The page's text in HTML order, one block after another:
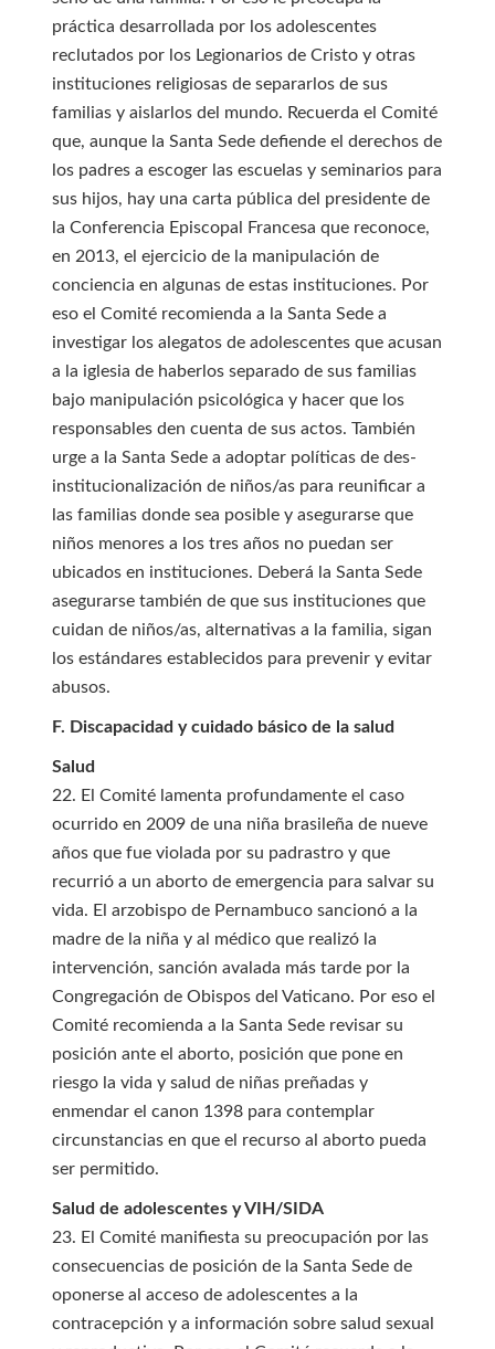
práctica desarrollada por los adolescentes
reclutados por los Legionarios de Cristo y otras
instituciones religiosas de separarlos de sus
familias y aislarlos del mundo. Recuerda el Comité
que, aunque la Santa Sede defiende el derechos de
los padres a escoger las escuelas y seminarios para
sus hijos, hay una carta pública del presidente de
la Conferencia Episcopal Francesa que reconoce,
en 2013, el ejercicio de la manipulación de
conciencia en algunas de estas instituciones. Por
eso el Comité recomienda a la Santa Sede a
investigar los alegatos de adolescentes que acusan
a la iglesia de haberlos separado de sus familias
bajo manipulación psicológica y hacer que los
responsables den cuenta de sus actos. También
urge a la Santa Sede a adoptar políticas de des-
institucionalización de niños/as para reunificar a
las familias donde sea posible y asegurarse que
niños menores a los tres años no puedan ser
ubicados en instituciones. Deberá la Santa Sede
asegurarse también de que sus instituciones que
cuidan de niños/as, alternativas a la familia, sigan
los estándares establecidos para prevenir y evitar
abusos.
F. Discapacidad y cuidado básico de la salud
Salud
22. El Comité lamenta profundamente el caso
ocurrido en 2009 de una niña brasileña de nueve
años que fue violada por su padrastro y que
recurrió a un aborto de emergencia para salvar su
vida. El arzobispo de Pernambuco sancionó a la
madre de la niña y al médico que realizó la
intervención, sanción avalada más tarde por la
Congregación de Obispos del Vaticano. Por eso el
Comité recomienda a la Santa Sede revisar su
posición ante el aborto, posición que pone en
riesgo la vida y salud de niñas preñadas y
enmendar el canon 1398 para contemplar
circunstancias en que el recurso al aborto pueda
ser permitido.
Salud de adolescentes y VIH/SIDA
23. El Comité manifiesta su preocupación por las
consecuencias de posición de la Santa Sede de
oponerse al acceso de adolescentes a la
contracepción y a información sobre salud sexual